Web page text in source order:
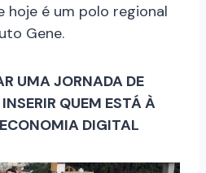
hoje é um polo regional
Gene.
UMA JORNADA DE
QUEM ESTÁ À
DIGITAL